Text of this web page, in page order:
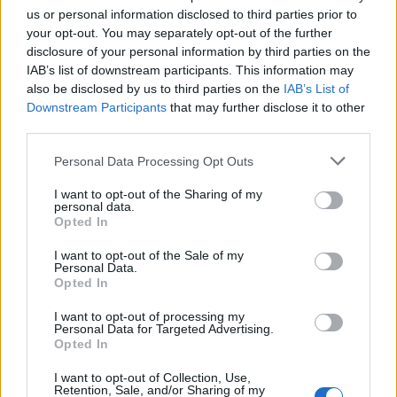
us or personal information disclosed to third parties prior to
your opt-out. You may separately opt-out of the further
disclosure of your personal information by third parties on the
IAB’s list of downstream participants. This information may
also be disclosed by us to third parties on the IAB’s List of
Downstream Participants that may further disclose it to other
Personal Data Processing Opt Outs
I want to opt-out of the Sharing of my
personal data.
Opted In
I want to opt-out of the Sale of my
Personal Data.
Opted In
I want to opt-out of processing my
Personal Data for Targeted Advertising.
Opted In
I want to opt-out of Collection, Use,
Retention, Sale, and/or Sharing of my
08/08/2026 - 14:08 ΕΛΛΑΔΑ
Ειδικό Χωροταξικό για τον Τουρισμό: Οι νέοι
κανόνες για επενδύσεις, νησιά και προορισμούς υπό
πίεση
08/08/2026 - 13:21 ΤΟΥΡΙΣΜΟΣ
από τον e-ΕΦΚΑ και τη ΔΥΠΑ έως τις 14 Αυγούστου
Οι Hamilton Reserve Bank και SEE Capital
μάρκετινγκ
08/08/2026 - 13:44
Χρηματιστήριο Αθηνών: Εβδομαδιαία άνοδος
1,76%, κέρδη 23,31% από τις αρχές του έτους
Διευρύνεται η πρωτοβουλία για τις τιμές στο ράφι